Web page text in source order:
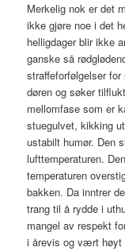
Merkelig nok er det
ikke gjøre noe i det
helligdager blir ikke
ganske så
straffeforfølgelser
døren og søker
mellomfase som er
stuegulvet, kikking
ustabilt humør. Den
lufttemperaturen.
temperaturen
bakken. Da inntrer
trang til å rydde i
mangel av respekt
i årevis og vært høyt